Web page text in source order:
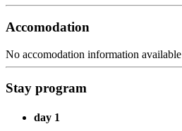
Accomodation
No accomodation information available
Stay program
day 1